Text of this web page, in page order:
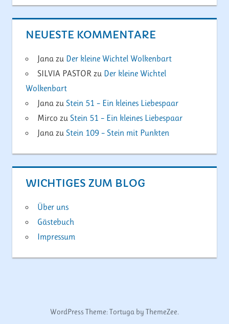
NEUESTE KOMMENTARE
Janazu Der kleine Wichtel Wolkenbart
SILVIA PASTORzu Der kleine Wichtel
Wolkenbart
Janazu Stein 51 – Ein kleines Liebespaar
Mirco zu Stein 51 – Ein kleines Liebespaar
Janazu Stein 109 – Stein mit Punkten
WICHTIGES ZUM BLOG
Über uns
Gästebuch
Impressum
WordPress Theme: Tortuga by ThemeZee.